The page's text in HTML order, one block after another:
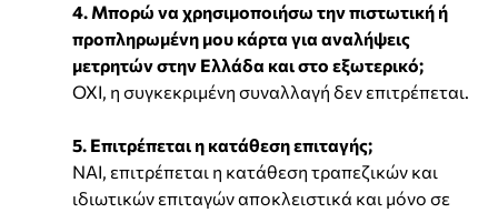
4. Μπορώ να χρησιμοποιήσω την πιστωτική ή
προπληρωμένη μου κάρτα για αναλήψεις
μετρητών στην Ελλάδα και στο εξωτερικό;
ΟΧΙ, η συγκεκριμένη συναλλαγή δεν επιτρέπεται.
5. Επιτρέπεται η κατάθεση επιταγής;
ΝΑΙ, επιτρέπεται η κατάθεση τραπεζικών και
ιδιωτικών επιταγών αποκλειστικά και μόνο σε